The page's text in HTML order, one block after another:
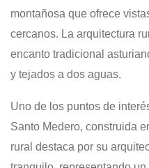
montañosa que ofrece
cercanos. La arquitectura
encanto tradicional
y tejados a dos aguas.
Uno de los puntos de
Santo Medero, construida
rural destaca por su